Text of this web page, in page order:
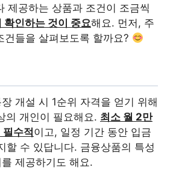
제공하는 상품과 조건이 조금씩
확인하는 것이 중요해요. 먼저, 주
건들을 살펴보도록 할까요?
개설 시 1순위 자격을 얻기 위해
의 개인이 필요해요. 최소 월 2만
필수적이고, 일정 기간 동안 입금
할 수 있답니다. 금융상품의 특성
제공하기도 해요.